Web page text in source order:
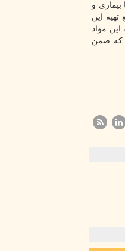
و
این
مواد
که ضمن